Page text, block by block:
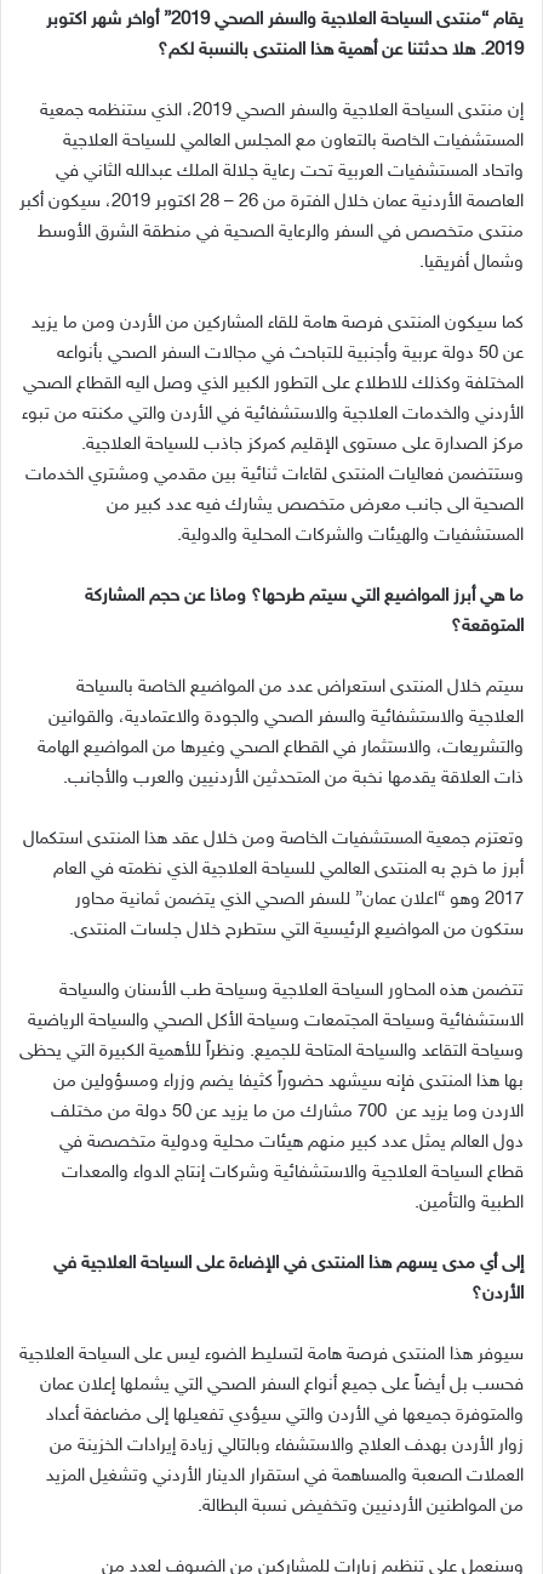
يقام “منتدى السياحة العلاجية والسفر الصحي 2019” أواخر شهر اكتوبر
2019. هلا حدثتنا عن أهمية هذا المنتدى بالنسبة لكم؟
إن منتدى السياحة العلاجية والسفر الصحي 2019، الذي ستنظمه جمعية
المستشفيات الخاصة بالتعاون مع المجلس العالمي للسياحة العلاجية
واتحاد المستشفيات العربية تحت رعاية جلالة الملك عبدالله الثاني في
العاصمة الأردنية عمان خلال الفترة من 26 – 28 اكتوبر 2019، سيكون أكبر
منتدى متخصص في السفر والرعاية الصحية في منطقة الشرق الأوسط
وشمال أفريقيا.
كما سيكون المنتدى فرصة هامة للقاء المشاركين من الأردن ومن ما يزيد
عن 50 دولة عربية وأجنبية للتباحث في مجالات السفر الصحي بأنواعه
المختلفة وكذلك للاطلاع على التطور الكبير الذي وصل اليه القطاع الصحي
الأردني والخدمات العلاجية والاستشفائية في الأردن والتي مكنته من تبوء
مركز الصدارة على مستوى الإقليم كمركز جاذب للسياحة العلاجية.
وستتضمن فعاليات المنتدى لقاءات ثنائية بين مقدمي ومشتري الخدمات
الصحية الى جانب معرض متخصص يشارك فيه عدد كبير من
المستشفيات والهيئات والشركات المحلية والدولية.
ما هي أبرز المواضيع التي سيتم طرحها؟ وماذا عن حجم المشاركة
المتوقعة؟
سيتم خلال المنتدى استعراض عدد من المواضيع الخاصة بالسياحة
العلاجية والاستشفائية والسفر الصحي والجودة والاعتمادية، والقوانين
والتشريعات، والاستثمار في القطاع الصحي وغيرها من المواضيع الهامة
ذات العلاقة يقدمها نخبة من المتحدثين الأردنيين والعرب والأجانب.
وتعتزم جمعية المستشفيات الخاصة ومن خلال عقد هذا المنتدى استكمال
أبرز ما خرج به المنتدى العالمي للسياحة العلاجية الذي نظمته في العام
2017 وهو “اعلان عمان” للسفر الصحي الذي يتضمن ثمانية محاور
ستكون من المواضيع الرئيسية التي ستطرح خلال جلسات المنتدى.
تتضمن هذه المحاور السياحة العلاجية وسياحة طب الأسنان والسياحة
الاستشفائية وسياحة المجتمعات وسياحة الأكل الصحي والسياحة الرياضية
وسياحة التقاعد والسياحة المتاحة للجميع. ونظراً للأهمية الكبيرة التي يحظى
بها هذا المنتدى فإنه سيشهد حضوراً كثيفا يضم وزراء ومسؤولين من
الاردن وما يزيد عن 700 مشارك من ما يزيد عن 50 دولة من مختلف
دول العالم يمثل عدد كبير منهم هيئات محلية ودولية متخصصة في
قطاع السياحة العلاجية والاستشفائية وشركات إنتاج الدواء والمعدات
الطبية والتأمين.
إلى أي مدى يسهم هذا المنتدى في الإضاءة على السياحة العلاجية في
الأردن؟
سيوفر هذا المنتدى فرصة هامة لتسليط الضوء ليس على السياحة العلاجية
فحسب بل أيضاً على جميع أنواع السفر الصحي التي يشملها إعلان عمان
والمتوفرة جميعها في الأردن والتي سيؤدي تفعيلها إلى مضاعفة أعداد
زوار الأردن بهدف العلاج والاستشفاء وبالتالي زيادة إيرادات الخزينة من
العملات الصعبة والمساهمة في استقرار الدينار الأردني وتشغيل المزيد
من المواطنين الأردنيين وتخفيض نسبة البطالة.
وسنعمل على تنظيم زيارات للمشاركين من الضيوف لعدد من